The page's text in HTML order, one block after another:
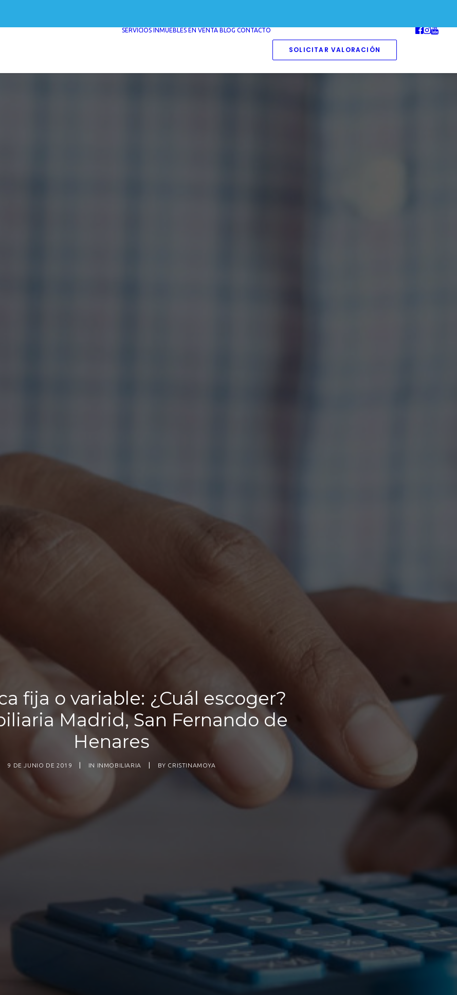
SERVICIOS INMUEBLES EN VENTA BLOG CONTACTO
SOLICITAR VALORACIÓN
fija o variable: ¿Cuál escoger?
Madrid, San Fernando de
Henares
9 DE JUNIO DE 2019 IN INMOBILIARIA BY CRISTINAMOYA